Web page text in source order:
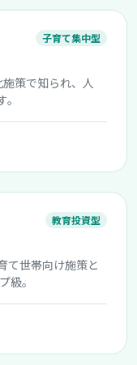
子育て集中型
策で知られ、人
教育投資型
て世帯向け施策と
級。